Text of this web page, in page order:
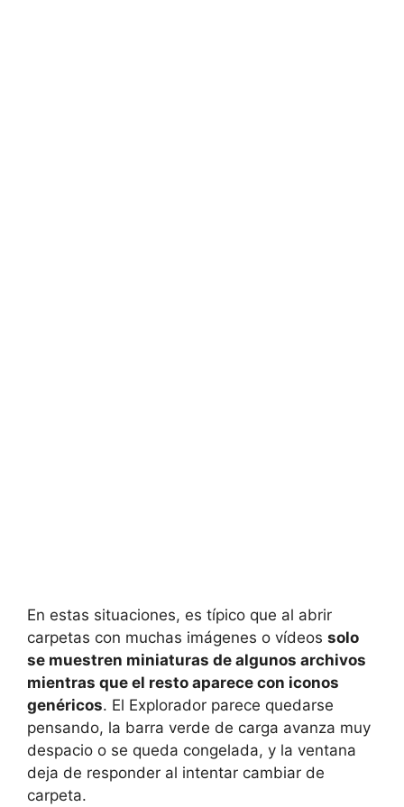
En estas situaciones, es típico que al abrir
carpetas con muchas imágenes o vídeos solo
se muestren miniaturas de algunos archivos
mientras que el resto aparece con iconos
genéricos. El Explorador parece quedarse
pensando, la barra verde de carga avanza muy
despacio o se queda congelada, y la ventana
deja de responder al intentar cambiar de
carpeta.